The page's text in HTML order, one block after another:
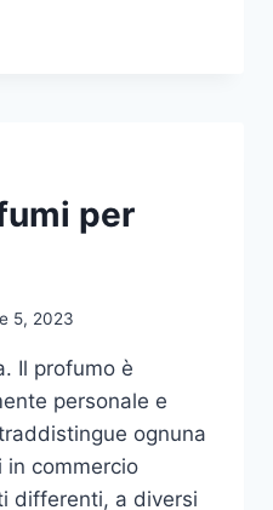
per
5, 2023
Il profumo è
personale e
ognuna
in commercio
differenti, a diversi